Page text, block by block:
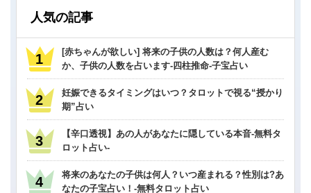
人気の記事
[赤ちゃんが欲しい] 将来の子供の人数は？何人産む
か、子供の人数を占います-四柱推命-子宝占い
妊娠できるタイミングはいつ？タロットで視る“授かり
期”占い
【辛口透視】あの人があなたに隠している本音-無料タ
ロット占い-
将来のあなたの子供は何人？いつ産まれる？性別は?あ
なたの子宝占い！-無料タロット占い